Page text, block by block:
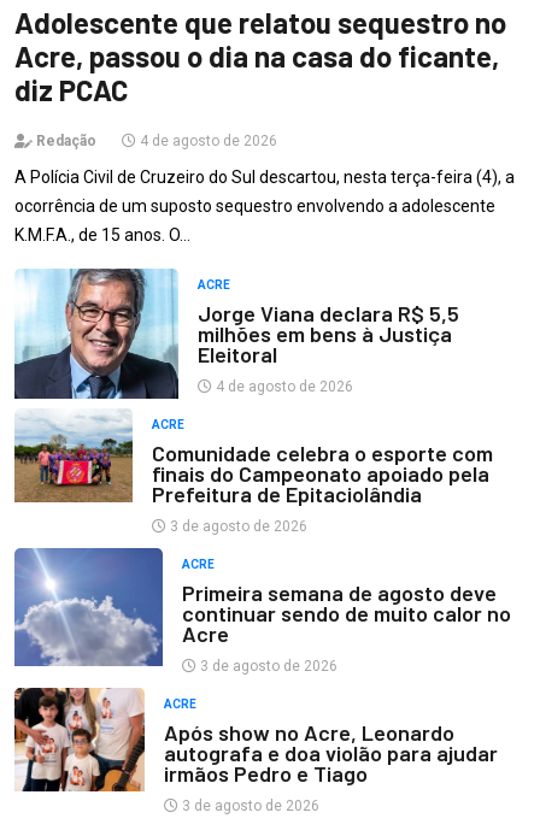
Adolescente que relatou sequestro no
Acre, passou o dia na casa do ficante,
diz PCAC
Redação 4 de agosto de 2026
A Polícia Civil de Cruzeiro do Sul descartou, nesta terça-feira (4), a
ocorrência de um suposto sequestro envolvendo a adolescente
K.M.F.A., de 15 anos. O…
ACRE
Jorge Viana declara R$ 5,5
milhões em bens à Justiça
Eleitoral
4 de agosto de 2026
ACRE
Comunidade celebra o esporte com
finais do Campeonato apoiado pela
Prefeitura de Epitaciolândia
3 de agosto de 2026
ACRE
Primeira semana de agosto deve
continuar sendo de muito calor no
Acre
3 de agosto de 2026
ACRE
Após show no Acre, Leonardo
autografa e doa violão para ajudar
irmãos Pedro e Tiago
3 de agosto de 2026